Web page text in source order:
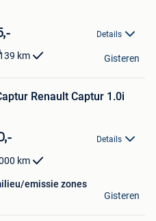
Details
km Gisteren
Renault Captur 1.0i
Details
km
emissie zones
Gisteren